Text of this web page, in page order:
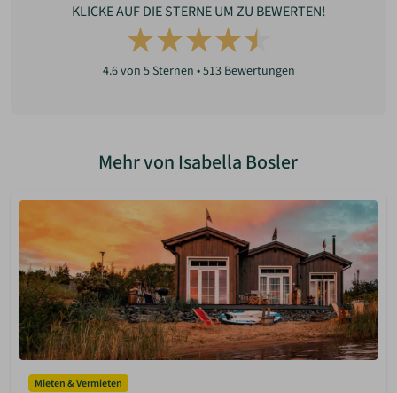
KLICKE AUF DIE STERNE UM ZU BEWERTEN!
4.6von 5 Sternen •513Bewertungen
Mehr von Isabella Bosler
Mieten & Vermieten